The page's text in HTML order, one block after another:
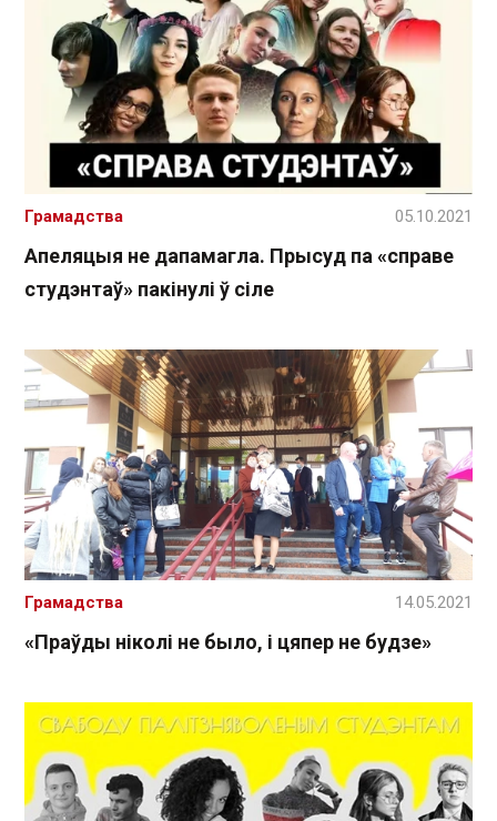
Апеляцыя не дапамагла. Прысуд па «справе
студэнтаў» пакінулі ў сіле
Грамадства 05.10.2021
«Праўды ніколі не было, і цяпер не будзе»
Грамадства 14.05.2021